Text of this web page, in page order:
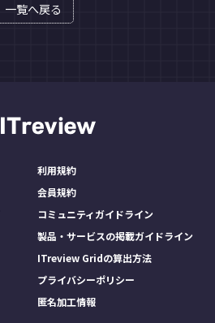
一覧へ戻る
利用規約
会員規約
コミュニティガイドライン
製品・サービスの掲載ガイドライン
ITreview Gridの算出方法
プライバシーポリシー
匿名加工情報